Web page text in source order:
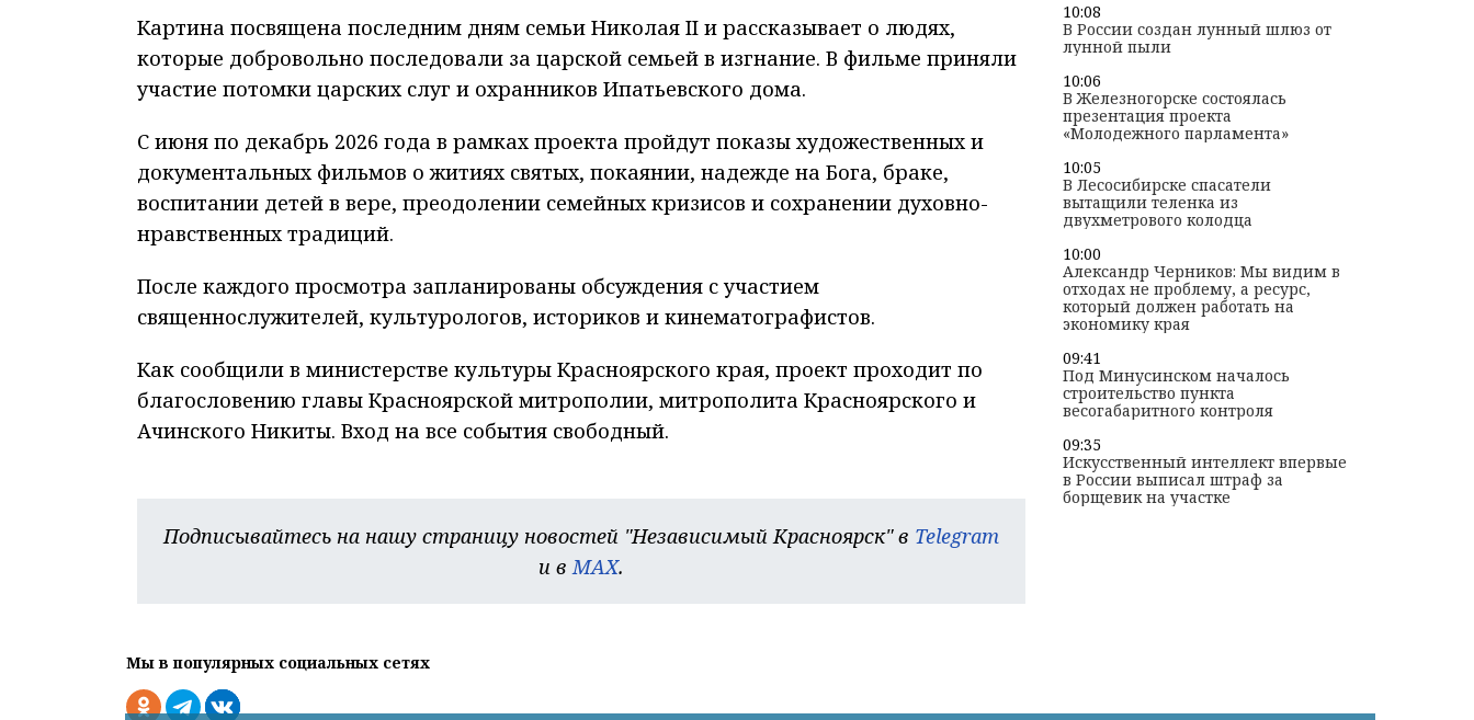
Картина посвящена последним дням семьи Николая II и рассказывает о людях,
которые добровольно последовали за царской семьей в изгнание. В фильме приняли
участие потомки царских слуг и охранников Ипатьевского дома.
С июня по декабрь 2026 года в рамках проекта пройдут показы художественных и
документальных фильмов о житиях святых, покаянии, надежде на Бога, браке,
воспитании детей в вере, преодолении семейных кризисов и сохранении духовно-
нравственных традиций.
После каждого просмотра запланированы обсуждения с участием
священнослужителей, культурологов, историков и кинематографистов.
Как сообщили в министерстве культуры Красноярского края, проект проходит по
благословению главы Красноярской митрополии, митрополита Красноярского и
Ачинского Никиты. Вход на все события свободный.
Подписывайтесь на нашу страницу новостей "Независимый Красноярск" в Telegram
и вMAX.
Мы в популярных социальных сетях
10:08
В России создан лунный шлюз от
лунной пыли
10:06
В Железногорске состоялась
презентация проекта
«Молодежного парламента»
10:05
В Лесосибирске спасатели
вытащили теленка из
двухметрового колодца
10:00
Александр Черников: Мы видим в
отходах не проблему, а ресурс,
который должен работать на
экономику края
09:41
Под Минусинском началось
строительство пункта
весогабаритного контроля
09:35
Искусственный интеллект впервые
в России выписал штраф за
борщевик на участке